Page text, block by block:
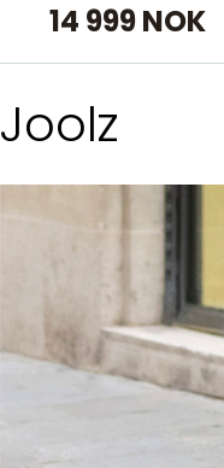
14 999 NOK
Joolz